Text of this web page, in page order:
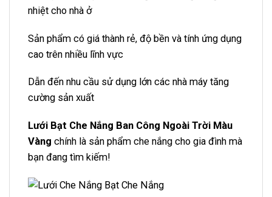
nhiệt cho nhà ở
Sản phẩm có giá thành rẻ, độ bền và tính ứng dụng
cao trên nhiều lĩnh vực
Dẫn đến nhu cầu sử dụng lớn các nhà máy tăng
cường sản xuất
Lưới Bạt Che Nắng Ban Công Ngoài Trời Màu
Vàng chính là sản phẩm che nắng cho gia đình mà
bạn đang tìm kiếm!